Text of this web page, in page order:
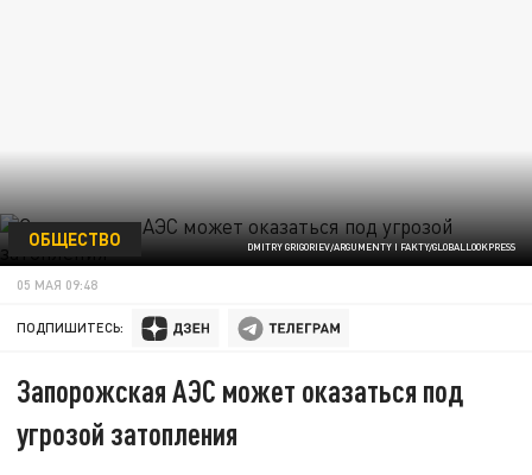
DMITRY GRIGORIEV/ARGUMENTY I FAKTY/GLOBALLOOKPRESS
ОБЩЕСТВО
05 МАЯ 09:48
ПОДПИШИТЕСЬ:
Запорожская АЭС может оказаться под
угрозой затопления